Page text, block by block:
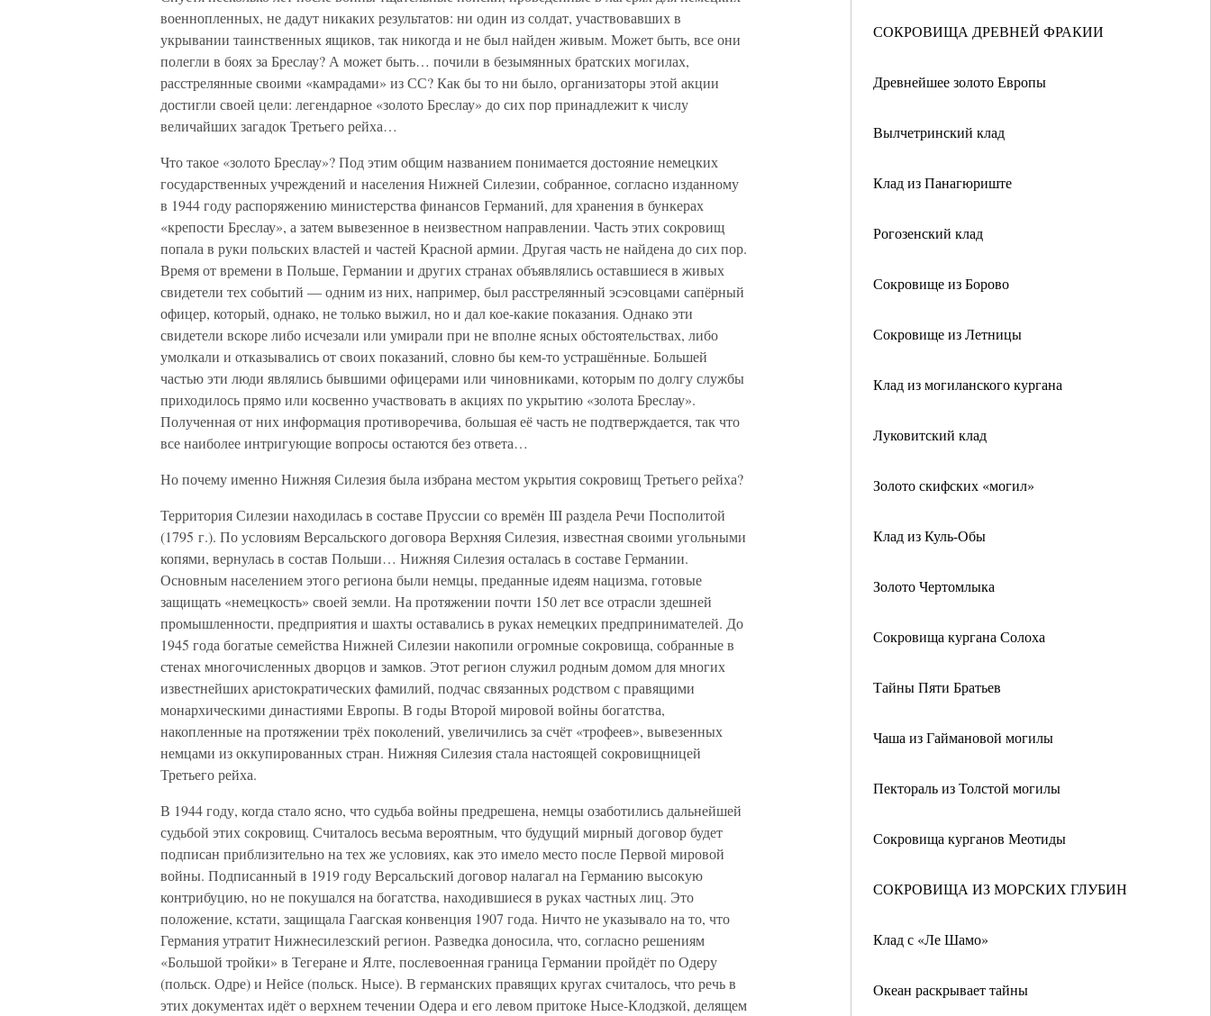
СОКРОВИЩА ДРЕВНЕЙ ФРАКИИ
Древнейшее золото Европы
Вылчетринский клад
Клад из Панагюриште
Рогозенский клад
Сокровище из Борово
Сокровище из Летницы
Клад из могиланского кургана
Луковитский клад
Золото скифских «могил»
Клад из Куль-Обы
Золото Чертомлыка
Сокровища кургана Солоха
Тайны Пяти Братьев
Чаша из Гаймановой могилы
Пектораль из Толстой могилы
Сокровища курганов Меотиды
СОКРОВИЩА ИЗ МОРСКИХ ГЛУБИН
Клад с «Ле Шамо»
Океан раскрывает тайны
военнопленных, не дадут никаких результатов: ни один из солдат, участвовавших в
укрывании таинственных ящиков, так никогда и не был найден живым. Может быть, все они
полегли в боях за Бреслау? А может быть… почили в безымянных братских могилах,
расстрелянные своими «камрадами» из СС? Как бы то ни было, организаторы этой акции
достигли своей цели: легендарное «золото Бреслау» до сих пор принадлежит к числу
величайших загадок Третьего рейха…
Что такое «золото Бреслау»? Под этим общим названием понимается достояние немецких
государственных учреждений и населения Нижней Силезии, собранное, согласно изданному
в 1944 году распоряжению министерства финансов Германий, для хранения в бункерах
«крепости Бреслау», а затем вывезенное в неизвестном направлении. Часть этих сокровищ
попала в руки польских властей и частей Красной армии. Другая часть не найдена до сих пор.
Время от времени в Польше, Германии и других странах объявлялись оставшиеся в живых
свидетели тех событий — одним из них, например, был расстрелянный эсэсовцами сапёрный
офицер, который, однако, не только выжил, но и дал кое-какие показания. Однако эти
свидетели вскоре либо исчезали или умирали при не вполне ясных обстоятельствах, либо
умолкали и отказывались от своих показаний, словно бы кем-то устрашённые. Большей
частью эти люди являлись бывшими офицерами или чиновниками, которым по долгу службы
приходилось прямо или косвенно участвовать в акциях по укрытию «золота Бреслау».
Полученная от них информация противоречива, большая её часть не подтверждается, так что
все наиболее интригующие вопросы остаются без ответа…
Но почему именно Нижняя Силезия была избрана местом укрытия сокровищ Третьего рейха?
Территория Силезии находилась в составе Пруссии со времён III раздела Речи Посполитой
(1795 г.). По условиям Версальского договора Верхняя Силезия, известная своими угольными
копями, вернулась в состав Польши… Нижняя Силезия осталась в составе Германии.
Основным населением этого региона были немцы, преданные идеям нацизма, готовые
защищать «немецкость» своей земли. На протяжении почти 150 лет все отрасли здешней
промышленности, предприятия и шахты оставались в руках немецких предпринимателей. До
1945 года богатые семейства Нижней Силезии накопили огромные сокровища, собранные в
стенах многочисленных дворцов и замков. Этот регион служил родным домом для многих
известнейших аристократических фамилий, подчас связанных родством с правящими
монархическими династиями Европы. В годы Второй мировой войны богатства,
накопленные на протяжении трёх поколений, увеличились за счёт «трофеев», вывезенных
немцами из оккупированных стран. Нижняя Силезия стала настоящей сокровищницей
Третьего рейха.
В 1944 году, когда стало ясно, что судьба войны предрешена, немцы озаботились дальнейшей
судьбой этих сокровищ. Считалось весьма вероятным, что будущий мирный договор будет
подписан приблизительно на тех же условиях, как это имело место после Первой мировой
войны. Подписанный в 1919 году Версальский договор налагал на Германию высокую
контрибуцию, но не покушался на богатства, находившиеся в руках частных лиц. Это
положение, кстати, защищала Гаагская конвенция 1907 года. Ничто не указывало на то, что
Германия утратит Нижнесилезский регион. Разведка доносила, что, согласно решениям
«Большой тройки» в Тегеране и Ялте, послевоенная граница Германии пройдёт по Одеру
(польск. Одре) и Нейсе (польск. Нысе). В германских правящих кругах считалось, что речь в
этих документах идёт о верхнем течении Одера и его левом притоке Нысе-Клодзкой, делящем